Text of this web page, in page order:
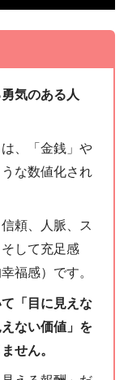
気のある人
、「金銭」や
な数値化され
頼、人脈、ス
して充足感
福感）です。
「目に見えな
ない価値」を
せん。